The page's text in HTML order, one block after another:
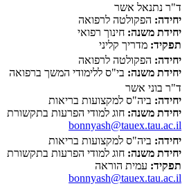
ד"ר נתנאל אשר
יחידה: הפקולטה לרפואה
יחידת משנה: חינוך רפואי
תפקיד: מדריך קליני
יחידה: הפקולטה לרפואה
יחידת משנה: בי"ס ללימודי המשך ברפואה
ד"ר בוני אשר
יחידה: ביה"ס למקצועות בריאות
יחידת משנה: חוג למודי הפרעות בתקשורת
bonnyash@tauex.tau.ac.il
יחידה: ביה"ס למקצועות בריאות
יחידת משנה: חוג למודי הפרעות בתקשורת
תפקיד: עמית הוראה
bonnyash@tauex.tau.ac.il